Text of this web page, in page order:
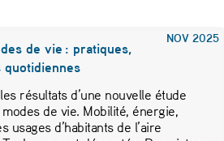
NOV 2025
de vie : pratiques,
résultats d’une nouvelle étude
de vie. Mobilité, énergie,
usages d’habitants de l’aire